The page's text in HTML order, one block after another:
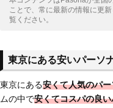
ことで、常に最新の情報に更
覧ください。
東京にある安いパーソ
東京にある安くて人気のパ
ムの中で安くてコスパの良